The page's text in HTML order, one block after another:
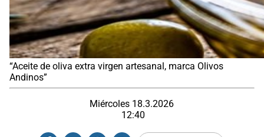
“Aceite de oliva extra virgen artesanal, marca Olivos
Andinos”
Miércoles 18.3.2026
12:40